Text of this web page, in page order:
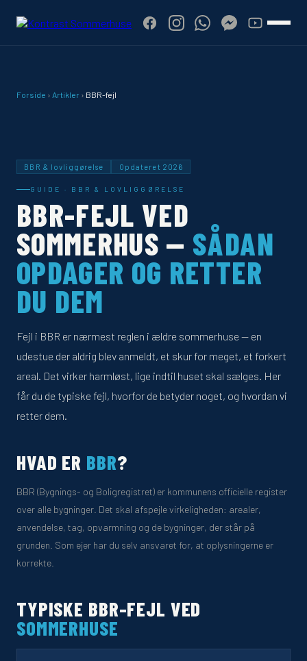
Forside › Artikler › BBR-fejl
BBR & lovliggørelse Opdateret 2026
GUIDE · BBR & LOVLIGGØRELSE
BBR-FEJL VED
SOMMERHUS — SÅDAN
OPDAGER OG RETTER
DU DEM
Fejl i BBR er nærmest reglen i ældre sommerhuse — en
udestue der aldrig blev anmeldt, et skur for meget, et forkert
areal. Det virker harmløst, lige indtil huset skal sælges. Her
får du de typiske fejl, hvorfor de betyder noget, og hvordan vi
retter dem.
HVAD ER BBR?
BBR (Bygnings- og Boligregistret) er kommunens officielle register
over alle bygninger. Det skal afspejle virkeligheden: arealer,
anvendelse, tag, opvarmning og de bygninger, der står på
grunden. Som ejer har du selv ansvaret for, at oplysningerne er
korrekte.
TYPISKE BBR-FEJL VED
SOMMERHUSE